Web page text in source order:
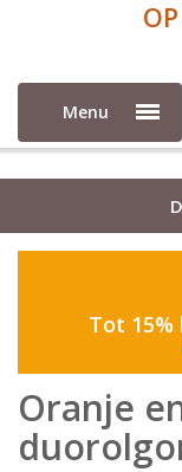
GEMAAKT
Menu
Duo
Tot
Oranje